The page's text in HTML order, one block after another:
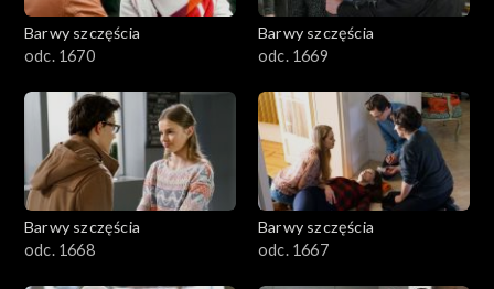
Barwy szczęścia
odc. 1670
Barwy szczęścia
odc. 1669
Barwy szczęścia
odc. 1668
Barwy szczęścia
odc. 1667